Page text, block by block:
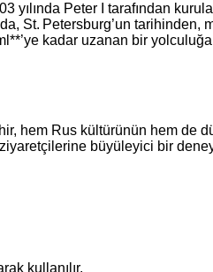
Peter I tarafından kurulan
St. Petersburg’un
kadar uzanan bir yolculuğa
hem Rus kültürünün hem de
ziyaretçilerine büyüleyici bir
kullanılır.